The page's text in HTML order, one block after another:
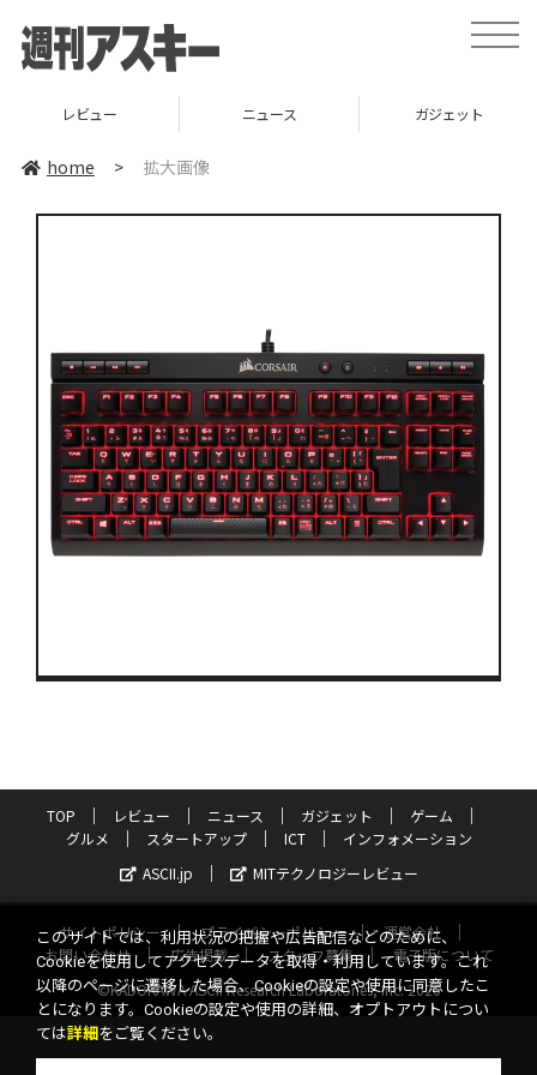
toggle
レビュー ニュース ガジェット
home > 拡大画像
TOP レビュー ニュース ガジェット
ゲーム
グルメ
スタートアップ ICT
インフォメーション
ASCII.jp
MITテクノロジーレビュー
サイトポリシー プライバシーポリシー
運営会社
お問い合わせ
広告掲載 スタッフ募集
電子版について
©KADOKAWA ASCII Research Laboratories, Inc. 2026
このサイトでは、利用状況の把握や広告配信などのために、
Cookieを使用してアクセスデータを取得・利用しています。これ
以降のページに遷移した場合、Cookieの設定や使用に同意したこ
とになります。Cookieの設定や使用の詳細、オプトアウトについ
ては詳細 をご覧ください。